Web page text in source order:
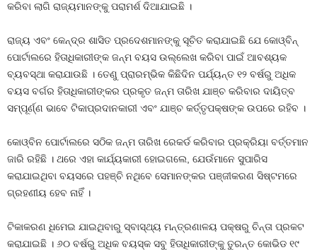
କରିବା ଲାଗି ରାଜ୍ୟମାନଙ୍କୁ ପରାମର୍ଶ ଦିଆଯାଇଛି ।
ରାଜ୍ୟ ଏବଂ କେନ୍ଦ୍ର ଶାସିତ ପ୍ରଦେଶମାନଙ୍କୁ ସୂଚିତ କରାଯାଇଛି ଯେ କୋଓ୍ବିନ୍
ପୋର୍ଟାଲରେ ହିତାଧିକାରୀଙ୍କ ଜନ୍ମ ବୟସ ଉଲ୍ଲେଖ କରିବା ପାଇଁ ଆବଶ୍ୟକ
ବ୍ୟବସ୍ଥା କରାଯାଉଛି । ତେଣୁ ପ୍ରାରମ୍ଭିକ କିଛିଦିନ ପର୍ଯ୍ୟନ୍ତ ୧୨ ବର୍ଷରୁ ଅଧିକ
ବୟସ ବର୍ଗର ହିତାଧିକାରୀଙ୍କର ପ୍ରକୃତ ଜନ୍ମ ତାରିଖ ଯାଞ୍ଚ କରିବାର ଦାୟିତ୍ବ
ସମ୍ପୂର୍ଣ୍ଣ ଭାବେ ଟିକାପ୍ରଦାନକାରୀ ଏବଂ ଯାଞ୍ଚ କର୍ତ୍ତୃପକ୍ଷଙ୍କ ଉପରେ ରହିବ ।
କୋଓ୍ବିନ ପୋର୍ଟାଲରେ ସଠିକ ଜନ୍ମ ତାରିଖ ରେକର୍ଡ କରିବାର ପ୍ରକ୍ରିୟା ବର୍ତ୍ତମାନ
ଜାରି ରହିଛି । ଥରେ ଏହା କାର୍ଯ୍ୟକାରୀ ହୋଇଗଲେ, ଯେଉଁମାନେ ସୁପାରିସ
କରାଯାଇଥିବା ବୟସରେ ପହଞ୍ଚି ନଥିବେ ସେମାନଙ୍କର ପଞ୍ଜୀକରଣ ସିଷ୍ଟମରେ
ଗ୍ରହଣୀୟ ହେବ ନାହିଁ ।
ଟିକାକରଣ ଧିମେଇ ଯାଇଥିବାରୁ ସ୍ବାସ୍ଥ୍ୟ ମନ୍ତ୍ରଣାଳୟ ପକ୍ଷରୁ ଚିନ୍ତା ପ୍ରକଟ
କରାଯାଇଛି । ୬୦ ବର୍ଷରୁ ଅଧିକ ବୟସ୍କ ସବୁ ହିତାଧିକାରୀଙ୍କୁ ତୁରନ୍ତ କୋଭିଡ ୧୯